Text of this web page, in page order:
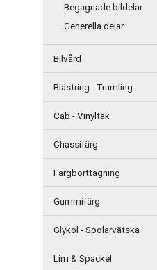
Begagnade bildelar
Generella delar
Bilvård
Blästring - Trumling
Cab - Vinyltak
Chassifärg
Färgborttagning
Gummifärg
Glykol - Spolarvätska
Lim & Spackel